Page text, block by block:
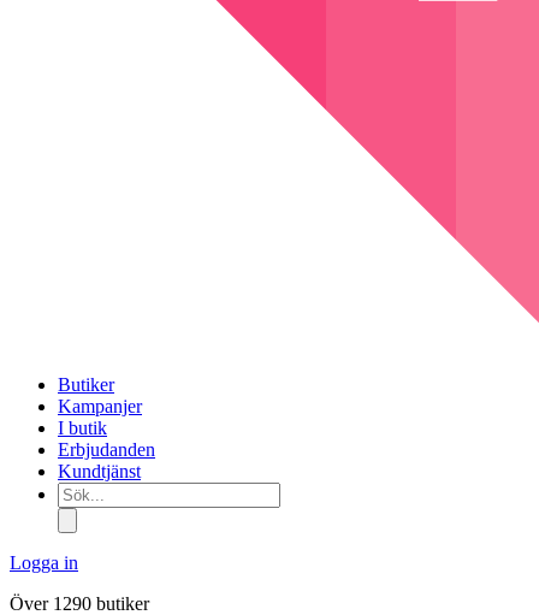
Butiker
Kampanjer
I butik
Erbjudanden
Kundtjänst
Sök...
Logga in
Över 1290 butiker